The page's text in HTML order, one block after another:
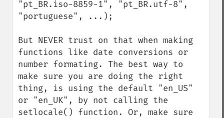
"pt_BR.iso-8859-1", "pt_BR.utf-8",
"portuguese", ...);
But NEVER trust on that when making
functions like date conversions or
number formating. The best way to
make sure you are doing the right
thing, is using the default "en_US"
or "en_UK", by not calling the
setlocale() function. Or, make sure